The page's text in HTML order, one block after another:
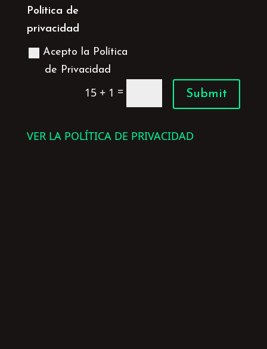
Política de
privacidad
Acepto la Política
de Privacidad
15 + 1 = Submit
VER LA POLÍTICA DE PRIVACIDAD